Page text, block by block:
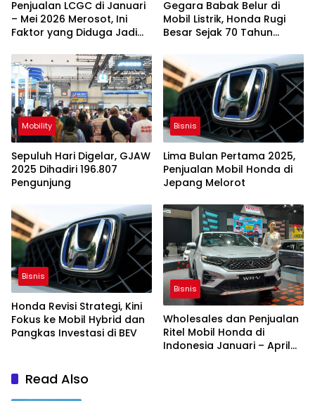
Penjualan LCGC di Januari
– Mei 2026 Merosot, Ini
Faktor yang Diduga Jadi
Gegara Babak Belur di
Mobil Listrik, Honda Rugi
Besar Sejak 70 Tahun
Mobility
Sepuluh Hari Digelar, GJAW
2025 Dihadiri 196.807
Pengunjung
Bisnis
Lima Bulan Pertama 2025,
Penjualan Mobil Honda di
Jepang Melorot
Bisnis
Honda Revisi Strategi, Kini
Fokus ke Mobil Hybrid dan
Pangkas Investasi di BEV
Bisnis
Wholesales dan Penjualan
Ritel Mobil Honda di
Indonesia Januari – April
Read Also